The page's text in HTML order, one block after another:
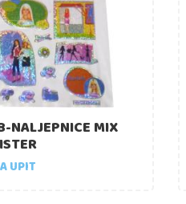
NALJEPNICE MIX
UPIT